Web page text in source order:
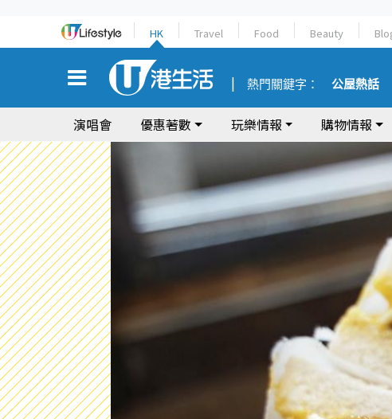
HK Travel Food Beauty
熱門關鍵字： 公屋熱話
演唱會 優惠著數 玩樂情報 購物情報